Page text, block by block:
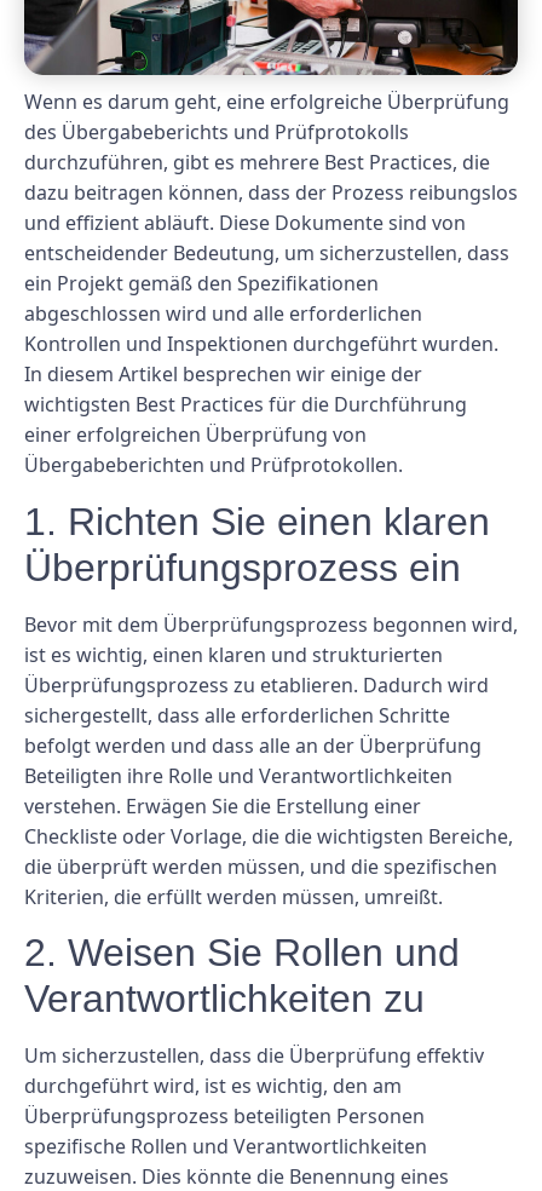
Wenn es darum geht, eine erfolgreiche Überprüfung
des Übergabeberichts und Prüfprotokolls
durchzuführen, gibt es mehrere Best Practices, die
dazu beitragen können, dass der Prozess reibungslos
und effizient abläuft. Diese Dokumente sind von
entscheidender Bedeutung, um sicherzustellen, dass
ein Projekt gemäß den Spezifikationen
abgeschlossen wird und alle erforderlichen
Kontrollen und Inspektionen durchgeführt wurden.
In diesem Artikel besprechen wir einige der
wichtigsten Best Practices für die Durchführung
einer erfolgreichen Überprüfung von
Übergabeberichten und Prüfprotokollen.
1. Richten Sie einen klaren
Überprüfungsprozess ein
Bevor mit dem Überprüfungsprozess begonnen wird,
ist es wichtig, einen klaren und strukturierten
Überprüfungsprozess zu etablieren. Dadurch wird
sichergestellt, dass alle erforderlichen Schritte
befolgt werden und dass alle an der Überprüfung
Beteiligten ihre Rolle und Verantwortlichkeiten
verstehen. Erwägen Sie die Erstellung einer
Checkliste oder Vorlage, die die wichtigsten Bereiche,
die überprüft werden müssen, und die spezifischen
Kriterien, die erfüllt werden müssen, umreißt.
2. Weisen Sie Rollen und
Verantwortlichkeiten zu
Um sicherzustellen, dass die Überprüfung effektiv
durchgeführt wird, ist es wichtig, den am
Überprüfungsprozess beteiligten Personen
spezifische Rollen und Verantwortlichkeiten
zuzuweisen. Dies könnte die Benennung eines